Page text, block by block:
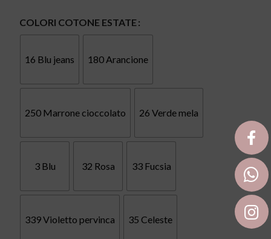
COLORI COTONE ESTATE
16 Blu jeans 180 Arancione
250 Marrone cioccolato 26 Verde mela
3 Blu 32 Rosa 33 Fucsia
339 Violetto pervinca 35 Celeste